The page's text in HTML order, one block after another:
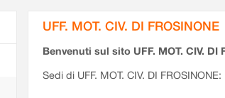
UFF. MOT. CIV. DI FROSINONE
Benvenuti sul sito UFF. MOT. CIV. DI
Sedi di UFF. MOT. CIV. DI FROSINONE: